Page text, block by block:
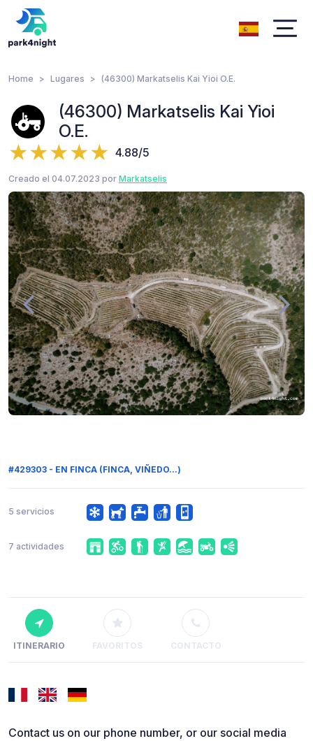
Home Lugares (46300) Markatselis Kai Yioi O.E.
(46300) Markatselis Kai Yioi
O.E.
4.88/5
Creado el 04.07.2023 por Markatselis
#429303 - EN FINCA (FINCA, VIÑEDO...)
5 servicios
7 actividades
ITINERARIO FAVORITOS CONTACTO
Contact us on our phone number, or our social media